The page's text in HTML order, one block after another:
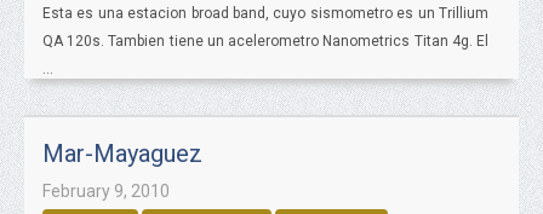
Esta es una estacion broad band, cuyo sismometro es un Trillium
QA 120s. Tambien tiene un acelerometro Nanometrics Titan 4g. El
...
Mar-Mayaguez
February 9, 2010